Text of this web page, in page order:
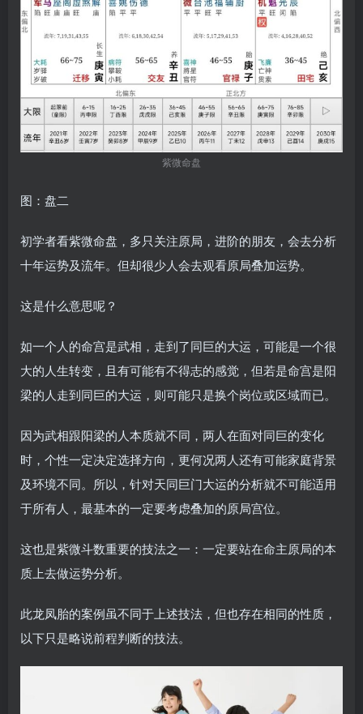
紫微命盘
图：盘二
初学者看紫微命盘，多只关注原局，进阶的朋友，会去分析
十年运势及流年。但却很少人会去观看原局叠加运势。
这是什么意思呢？
如一个人的命宫是武相，走到了同巨的大运，可能是一个很
大的人生转变，且有可能有不得志的感觉，但若是命宫是阳
梁的人走到同巨的大运，则可能只是换个岗位或区域而已。
因为武相跟阳梁的人本质就不同，两人在面对同巨的变化
时，个性一定决定选择方向，更何况两人还有可能家庭背景
及环境不同。所以，针对天同巨门大运的分析就不可能适用
于所有人，最基本的一定要考虑叠加的原局宫位。
这也是紫微斗数重要的技法之一：一定要站在命主原局的本
质上去做运势分析。
此龙凤胎的案例虽不同于上述技法，但也存在相同的性质，
以下只是略说前程判断的技法。